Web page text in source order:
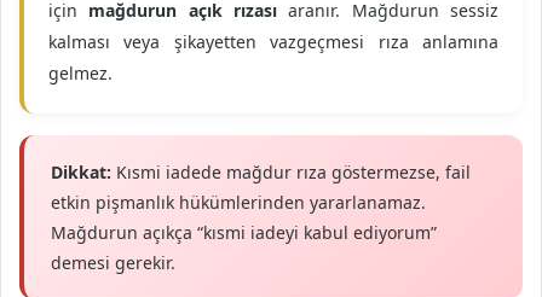
için mağdurun açık rızası aranır. Mağdurun sessiz
kalması veya şikayetten vazgeçmesi rıza anlamına
gelmez.
Dikkat: Kısmi iadede mağdur rıza göstermezse, fail
etkin pişmanlık hükümlerinden yararlanamaz.
Mağdurun açıkça “kısmi iadeyi kabul ediyorum”
demesi gerekir.